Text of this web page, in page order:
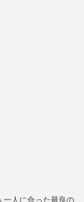
一人に合った最良の